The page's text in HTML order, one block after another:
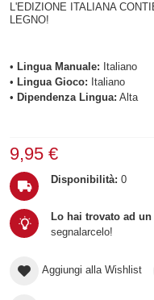
L'EDIZIONE ITALIANA
LEGNO!
• Lingua Manuale: Italiano
• Lingua Gioco: Italiano
• Dipendenza Lingua: Alta
9,95 €
Disponibilità: 0
Lo hai trovato ad
segnalarcelo!
Aggiungi alla Wishlist